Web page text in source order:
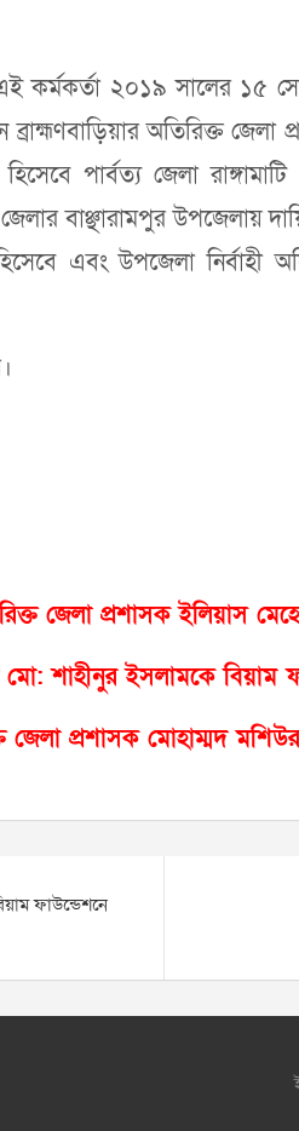
কর্মকর্তা ২০১৯ সালের ১৫
ব্রাহ্মণবাড়িয়ার অতিরিক্ত
পার্বত্য জেলা
জেলার বাঞ্ছারামপুর উপজেলায়
এবং উপজেলা নির্বাহী
জেলা প্রশাসক ইলিয়াস
শাহীনুর ইসলামকে বিয়াম
জেলা প্রশাসক মোহাম্মদ
ফাউন্ডেশনে